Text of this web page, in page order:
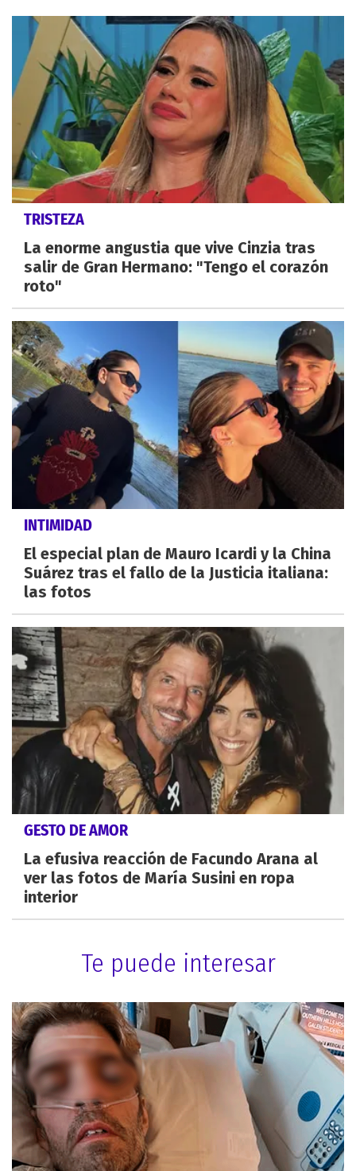
TRISTEZA
La enorme angustia que vive Cinzia tras
salir de Gran Hermano: "Tengo el corazón
roto"
INTIMIDAD
El especial plan de Mauro Icardi y la China
Suárez tras el fallo de la Justicia italiana:
las fotos
GESTO DE AMOR
La efusiva reacción de Facundo Arana al
ver las fotos de María Susini en ropa
interior
Te puede interesar